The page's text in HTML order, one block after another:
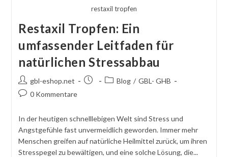
restaxil tropfen
Restaxil Tropfen: Ein
umfassender Leitfaden für
natürlichen Stressabbau
Autor
des
gbl-eshop.net
BeitragBeitragskategorie:
Blog / GBL- GHB
Kommentare
0 Kommentare
In der heutigen schnelllebigen Welt sind Stress und
Angstgefühle fast unvermeidlich geworden. Immer mehr
Menschen greifen auf natürliche Heilmittel zurück, um ihren
Stresspegel zu bewältigen, und eine solche Lösung, die...